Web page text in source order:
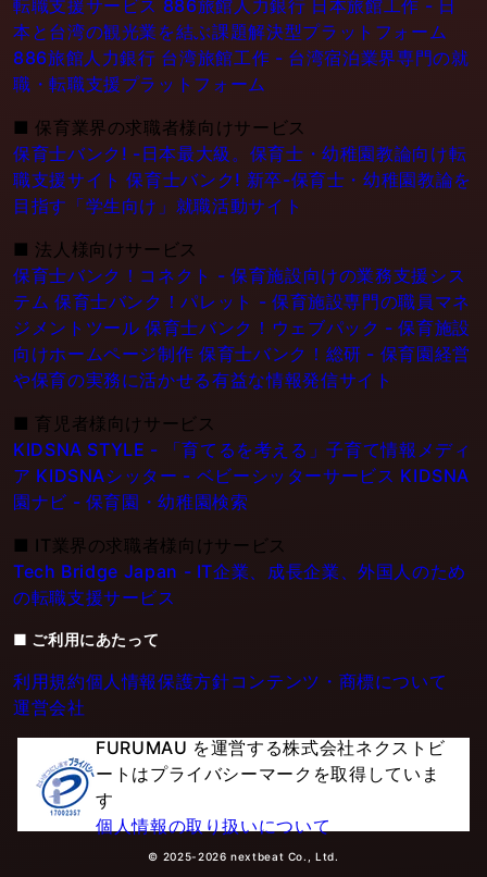
転職支援サービス 886旅館人力銀行 日本旅館工作 - 日
本と台湾の観光業を結ぶ課題解決型プラットフォーム
886旅館人力銀行 台湾旅館工作 - 台湾宿泊業界専門の就
職・転職支援プラットフォーム
■ 保育業界の求職者様向けサービス
保育士バンク! -日本最大級。保育士・幼稚園教論向け転
職支援サイト 保育士バンク! 新卒-保育士・幼稚園教論を
目指す「学生向け」就職活動サイト
■ 法人様向けサービス
保育士バンク！コネクト - 保育施設向けの業務支援シス
テム 保育士バンク！パレット - 保育施設専門の職員マネ
ジメントツール 保育士バンク！ウェブパック - 保育施設
向けホームページ制作 保育士バンク！総研 - 保育園経営
や保育の実務に活かせる有益な情報発信サイト
■ 育児者様向けサービス
KIDSNA STYLE - 「育てるを考える」子育て情報メディ
ア KIDSNAシッター - ベビーシッターサービス KIDSNA
園ナビ - 保育園・幼稚園検索
■ IT業界の求職者様向けサービス
Tech Bridge Japan - IT企業、成長企業、外国人のため
の転職支援サービス
■ ご利用にあたって
利用規約個人情報保護方針コンテンツ・商標について
運営会社
FURUMAU を運営する株式会社ネクストビ
ートはプライバシーマークを取得していま
す
個人情報の取り扱いについて
© 2025-2026 nextbeat Co., Ltd.